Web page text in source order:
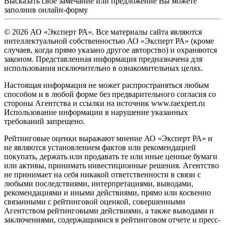
заполнив онлайн-форму
© 2026 АО «Эксперт РА». Все материалы сайта являются
интеллектуальной собственностью АО «Эксперт РА» (кроме
случаев, когда прямо указано другое авторство) и охраняются
законом. Представленная информация предназначена для
использования исключительно в ознакомительных целях.
Настоящая информация не может распространяться любым
способом и в любой форме без предварительного согласия со
стороны Агентства и ссылки на источник www.raexpert.ru
Использование информации в нарушение указанных
требований запрещено.
Рейтинговые оценки выражают мнение АО «Эксперт РА» и
не являются установлением фактов или рекомендацией
покупать, держать или продавать те или иные ценные бумаги
или активы, принимать инвестиционные решения. Агентство
не принимает на себя никакой ответственности в связи с
любыми последствиями, интерпретациями, выводами,
рекомендациями и иными действиями, прямо или косвенно
связанными с рейтинговой оценкой, совершенными
Агентством рейтинговыми действиями, а также выводами и
заключениями, содержащимися в рейтинговом отчете и пресс-